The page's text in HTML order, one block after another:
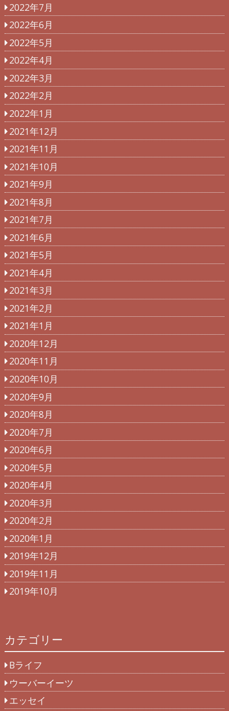
2022年7月
2022年6月
2022年5月
2022年4月
2022年3月
2022年2月
2022年1月
2021年12月
2021年11月
2021年10月
2021年9月
2021年8月
2021年7月
2021年6月
2021年5月
2021年4月
2021年3月
2021年2月
2021年1月
2020年12月
2020年11月
2020年10月
2020年9月
2020年8月
2020年7月
2020年6月
2020年5月
2020年4月
2020年3月
2020年2月
2020年1月
2019年12月
2019年11月
2019年10月
カテゴリー
Bライフ
ウーバーイーツ
エッセイ